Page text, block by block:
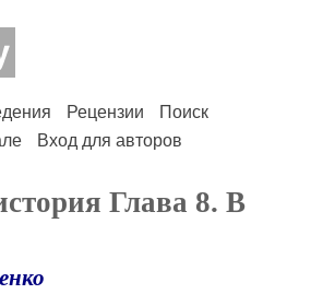
Рецензии
Поиск
Вход для авторов
Глава 8. В